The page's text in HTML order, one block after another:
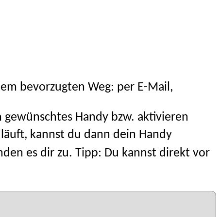
bevorzugten Weg: per E-Mail,
Handy bzw. aktivieren
kannst du dann dein Handy
es dir zu. Tipp: Du kannst direkt vor